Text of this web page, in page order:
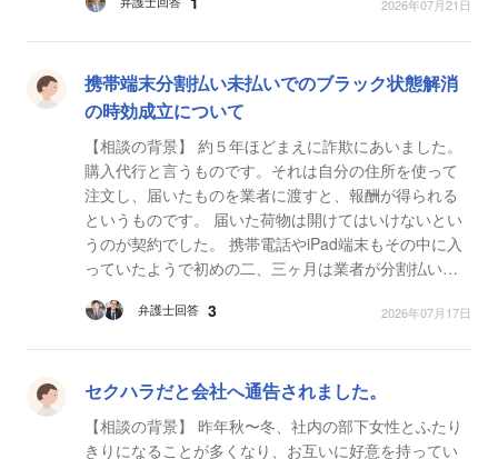
和9...
2026年07月21日
携帯端末分割払い未払いでのブラック状態解消
の時効成立について
【相談の背景】 約５年ほどまえに詐欺にあいました。
購入代行と言うものです。それは自分の住所を使って
注文し、届いたものを業者に渡すと、報酬が得られる
というものです。 届いた荷物は開けてはいけないとい
うのが契約でした。 携帯電話やiPad端末もその中に入
っていたようで初めの二、三ヶ月は業者が分割払い金
が...
弁護士回答 3 2026年07月17日
セクハラだと会社へ通告されました。
【相談の背景】 昨年秋〜冬、社内の部下女性とふたり
きりになることが多くなり、お互いに好意を持ってい